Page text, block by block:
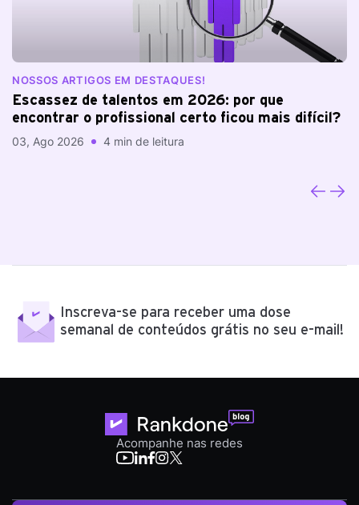
NOSSOS ARTIGOS EM DESTAQUES!
Escassez de talentos em 2026: por que
encontrar o profissional certo ficou mais difícil?
03, Ago 2026 4 min de leitura
Inscreva-se para receber uma dose
semanal de conteúdos grátis no seu e-mail!
Acompanhe nas redes